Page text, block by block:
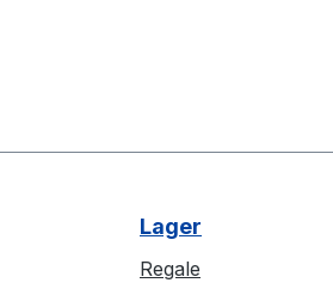
Lager
Regale